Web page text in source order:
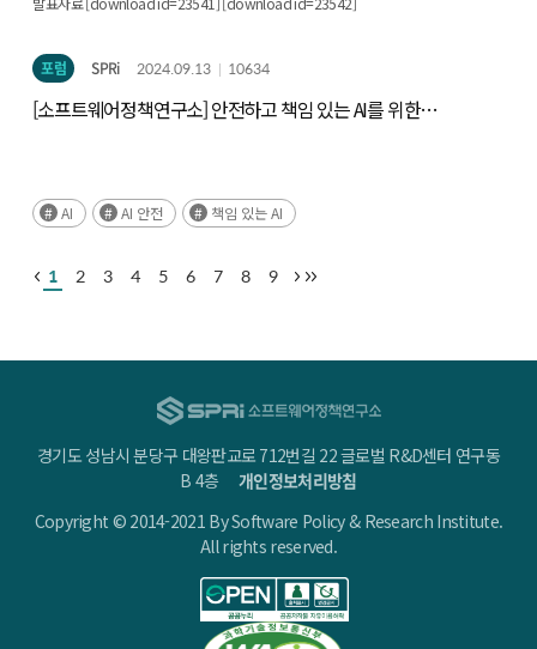
포럼 SPRi 2024.09.13 10634
[소프트웨어정책연구소] 안전하고 책임 있는 AI를 위한
AI AI 안전 책임 있는 AI
1 2 3 4 5 6 7 8 9
경기도 성남시 분당구 대왕판교로 712번길 22 글로벌 R&D센터 연구동
B 4층개인정보처리방침
Copyright © 2014-2021 By Software Policy & Research Institute.
All rights reserved.